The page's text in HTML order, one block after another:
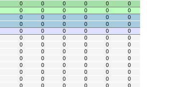
0 0 0 0 0
0
0 0 0 0 0
0
0 0 0 0 0
0
0 0 0 0 0
0
0 0 0 0 0
0
0 0 0 0 0
0
0 0 0 0 0
0
0 0 0 0 0
0
0 0 0 0 0
0
0 0 0 0 0
0
0 0 0 0 0
0
0 0 0 0 0
0
0 0 0 0 0
0